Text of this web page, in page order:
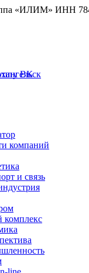
«ИЛИМ» ИНН
компаний
и связь
комплекс